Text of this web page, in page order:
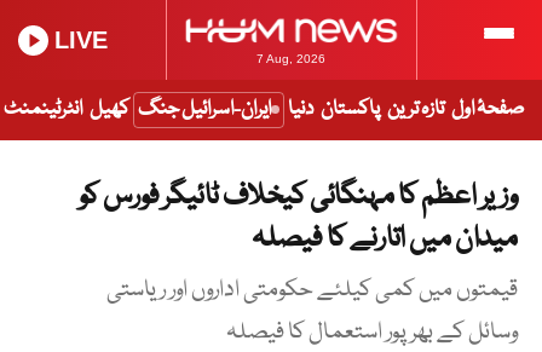
7 Aug, 2026
LIVE
صفحۂ اول تازہ ترین پاکستان دنیا ایران-اسرائیل جنگ کھیل انٹرٹینمنٹ
وزیر اعظم کا مہنگائی کیخلاف ٹائیگر فورس کو
میدان میں اتارنے کا فیصلہ
قیمتوں میں کمی کیلئے حکومتی اداروں اور ریاستی
وسائل کے بھرپور استعمال کا فیصلہ